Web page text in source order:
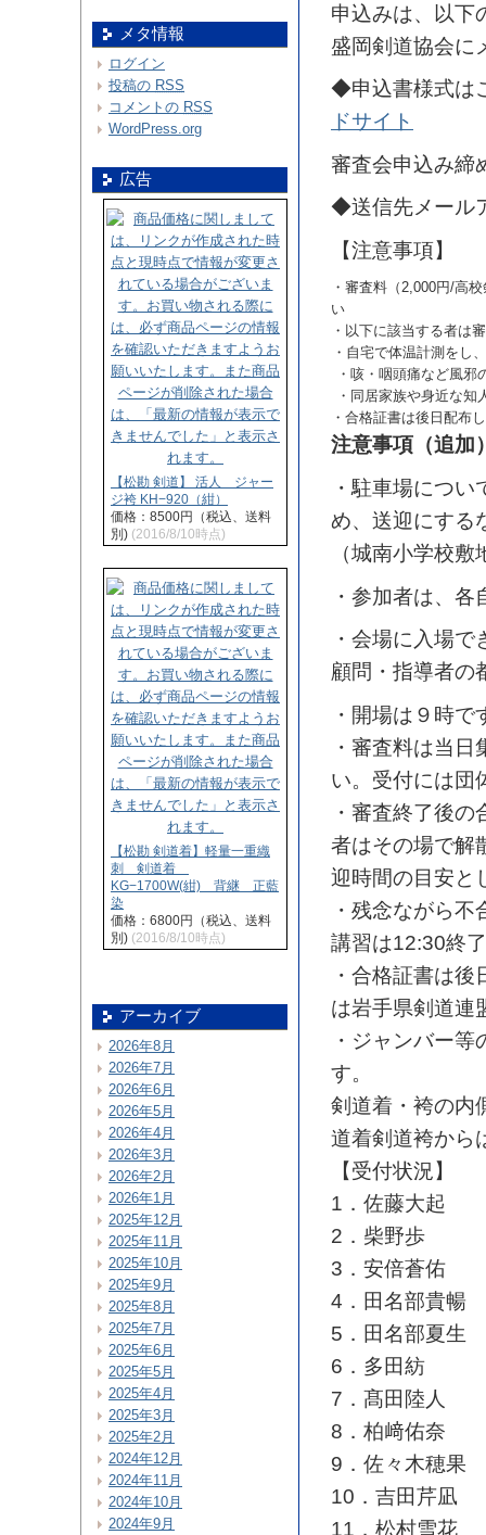
申込みは、以下
盛岡剣道協会に
◆申込書様式は
ドサイト
審査会申込み締
◆送信先メール
【注意事項】
・審査料（2,000円/高
い
・以下に該当する者は
・自宅で体温計測をし
・咳・咽頭痛など風邪
・同居家族や身近な知
・合格証書は後日配布
注意事項（追加
・駐車場につ
め、送迎にする
（城南小学校
・参加者は、
・会場に入場
顧問・指導者の
・開場は９時で
・審査料は当日
い。 受付には団
・審査終了後
者はその場で解
迎時間の目安と
・残念ながら
講習は12:30終
・合格証書は
は岩手県剣道連
・ジャンバー
す。
剣道着・袴の内
道着剣道袴か
【受付状況】
1．佐藤大起
2．柴野歩
3．安倍蒼佑
4．田名部貴暢
5．田名部夏生
6．多田紡
7．髙田陸人
8．柏﨑佑奈
9．佐々木穂果
10．吉田芹凪
11．松村雪花
メタ情報
ログイン
投稿の RSS
コメントの RSS
WordPress.org
広告
【松勘 剣道】 活人 ジャー
ジ袴 KH−920（紺）
価格：8500円（税込、送料
別) (2016/8/10時点)
【松勘 剣道着】軽量一重織
刺 剣道着
KG−1700W(紺) 背継 正藍
染
価格：6800円（税込、送料
別) (2016/8/10時点)
アーカイブ
2026年8月
2026年7月
2026年6月
2026年5月
2026年4月
2026年3月
2026年2月
2026年1月
2025年12月
2025年11月
2025年10月
2025年9月
2025年8月
2025年7月
2025年6月
2025年5月
2025年4月
2025年3月
2025年2月
2024年12月
2024年11月
2024年10月
2024年9月